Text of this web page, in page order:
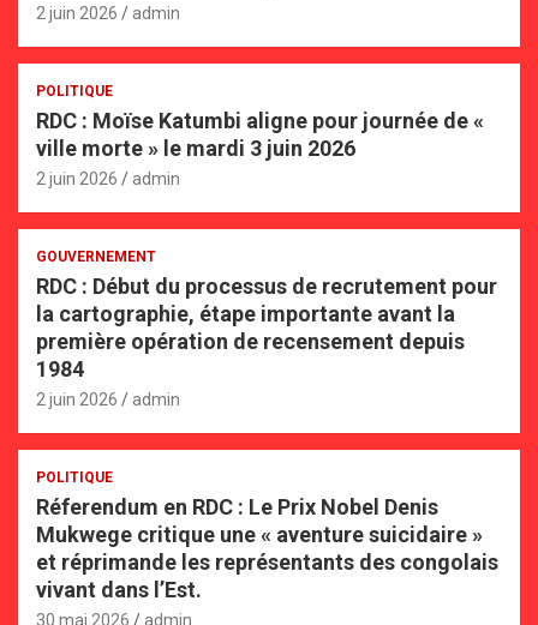
2 juin 2026 admin
POLITIQUE
RDC : Moïse Katumbi aligne pour journée de «
ville morte » le mardi 3 juin 2026
2 juin 2026 admin
GOUVERNEMENT
RDC : Début du processus de recrutement pour
la cartographie, étape importante avant la
première opération de recensement depuis
1984
2 juin 2026 admin
POLITIQUE
Réferendum en RDC : Le Prix Nobel Denis
Mukwege critique une « aventure suicidaire »
et réprimande les représentants des congolais
vivant dans l’Est.
30 mai 2026 admin